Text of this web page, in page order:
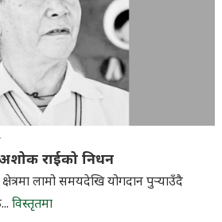
राईको निधन
लामो समयदेखि योगदान पुर्‍याउँदै
विस्तृतमा